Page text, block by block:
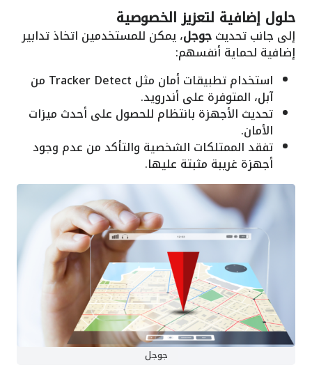
حلول إضافية لتعزيز الخصوصية
إلى جانب تحديثجوجل، يمكن للمستخدمين اتخاذ تدابير
إضافية لحماية أنفسهم:
استخدام تطبيقات أمان مثل Tracker Detect من
آبل، المتوفرة على أندرويد.
تحديث الأجهزة بانتظام للحصول على أحدث ميزات
الأمان.
تفقد الممتلكات الشخصية والتأكد من عدم وجود
أجهزة غريبة مثبتة عليها.
جوجل